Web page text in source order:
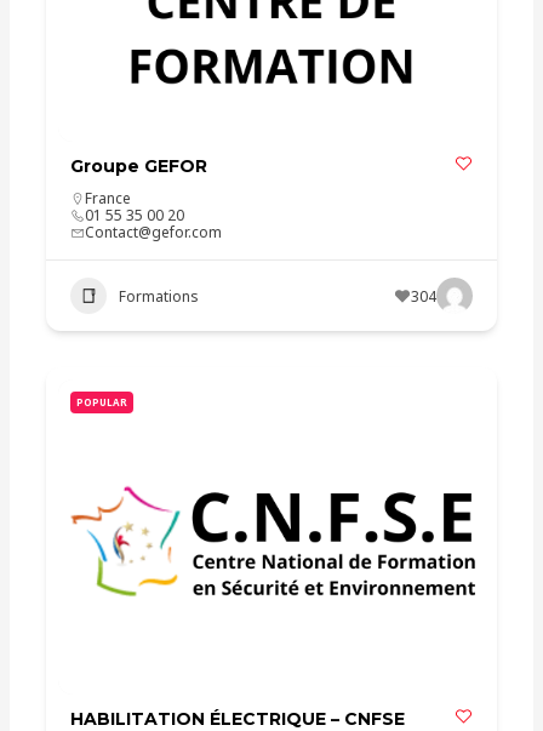
Groupe GEFOR
France
01 55 35 00 20
Contact@gefor.com
Formations 304
POPULAR
HABILITATION ÉLECTRIQUE – CNFSE